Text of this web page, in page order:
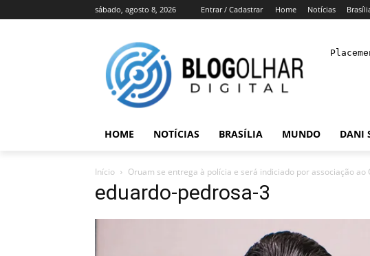
sábado, agosto 8, 2026 Entrar / Cadastrar Home Notícias
HOME NOTÍCIAS BRASÍLIA MUNDO DANI
Início Oruam se entrega à polícia e será indiciado por associação
eduardo-pedrosa-3